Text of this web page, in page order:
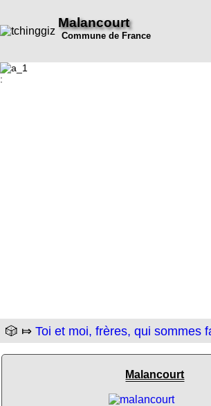
Malancourt
Commune de France
:
🎲 ⤇ Toi et moi, frères, qui sommes
Malancourt